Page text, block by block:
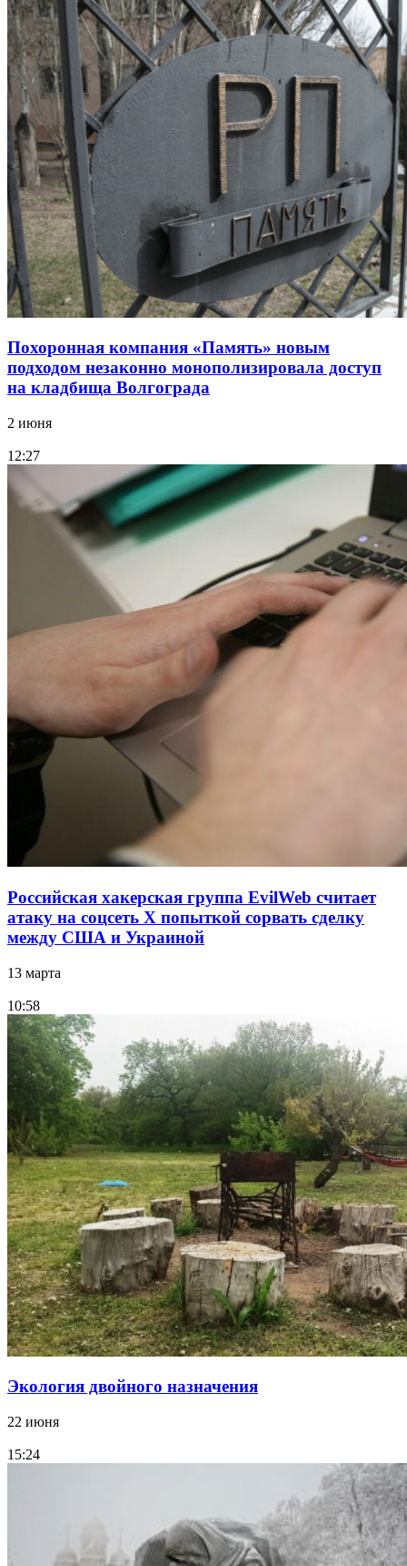
Похоронная компания «Память» новым
подходом незаконно монополизировала доступ
на кладбища Волгограда
2 июня
12:27
Российская хакерская группа EvilWeb считает
атаку на соцсеть Х попыткой сорвать сделку
между США и Украиной
13 марта
10:58
Экология двойного назначения
22 июня
15:24